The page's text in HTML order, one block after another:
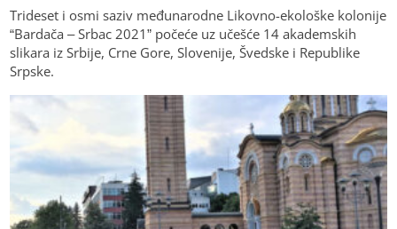
Trideset i osmi saziv međunarodne Likovno-ekološke kolonije
“Bardača – Srbac 2021” počeće uz učešće 14 akademskih
slikara iz Srbije, Crne Gore, Slovenije, Švedske i Republike
Srpske.